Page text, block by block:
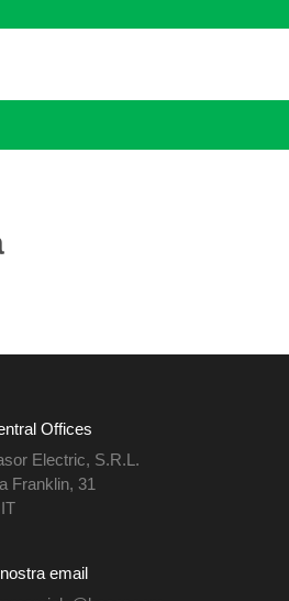
Offices
Electric, S.R.L.
Franklin, 31
email